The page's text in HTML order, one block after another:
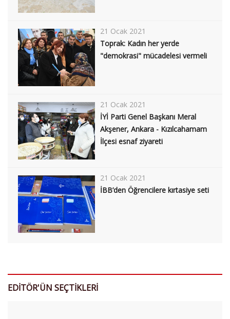
21 Ocak 2021
Toprak: Kadın her yerde
"demokrasi" mücadelesi vermeli
21 Ocak 2021
İYİ Parti Genel Başkanı Meral
Akşener, Ankara - Kızılcahamam
İlçesi esnaf ziyareti
21 Ocak 2021
İBB’den Öğrencilere kırtasiye seti
EDİTÖR'ÜN SEÇTİKLERİ